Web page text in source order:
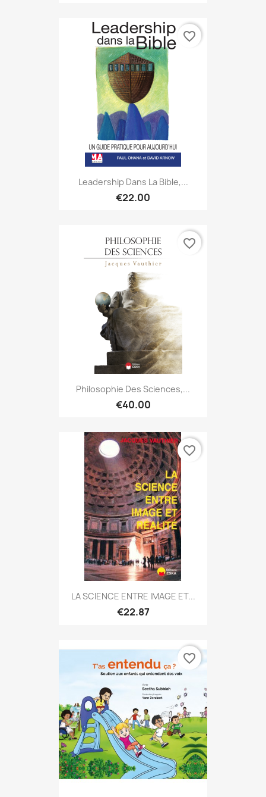
Leadership Dans La Bible,...
€22.00
favorite_border
Philosophie Des Sciences,...
€40.00
favorite_border
LA SCIENCE ENTRE IMAGE ET...
€22.87
favorite_border
favorite_border